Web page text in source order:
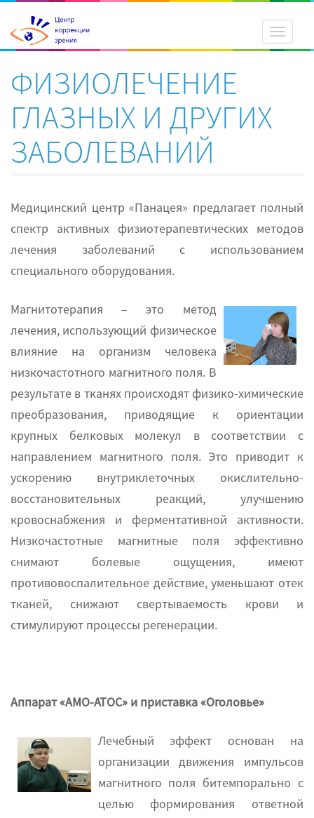
Toggle
ФИЗИОЛЕЧЕНИЕ
ГЛАЗНЫХ И ДРУГИХ
ЗАБОЛЕВАНИЙ
Медицинский центр «Панацея» предлагает полный
спектр активных физиотерапевтических методов
лечения заболеваний с использованием
специального оборудования.
Магнитотерапия – это метод
лечения, использующий физическое
влияние на организм человека
низкочастотного магнитного поля. В
результате в тканях происходят физико-химические
преобразования, приводящие к ориентации
крупных белковых молекул в соответствии с
направлением магнитного поля. Это приводит к
ускорению внутриклеточных окислительно-
восстановительных реакций, улучшению
кровоснабжения и ферментативной активности.
Низкочастотные магнитные поля эффективно
снимают болевые ощущения, имеют
противовоспалительное действие, уменьшают отек
тканей, снижают свертываемость крови и
стимулируют процессы регенерации.
Аппарат «АМО-АТОС» и приставка «Оголовье»
Лечебный эффект основан на
организации движения импульсов
магнитного поля битемпорально с
целью формирования ответной